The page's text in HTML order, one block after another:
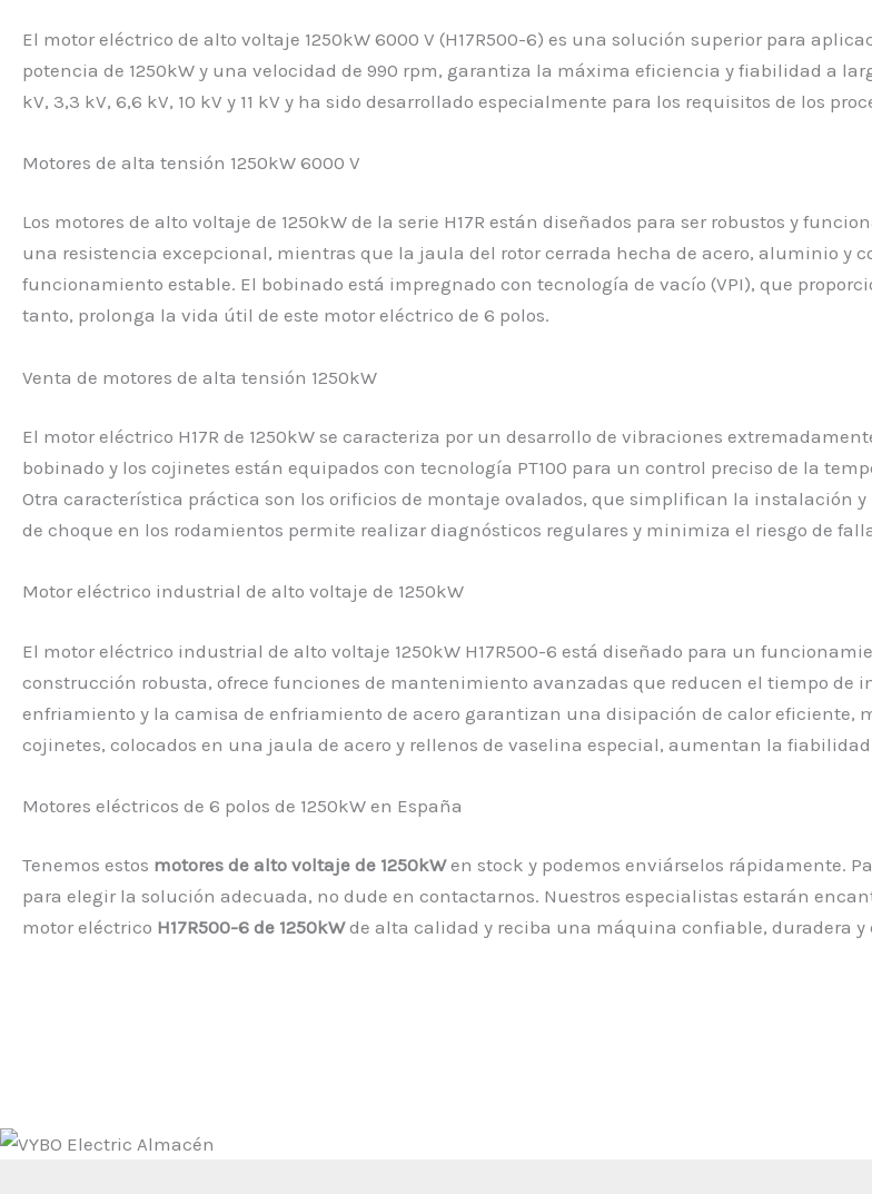
El motor eléctrico de alto voltaje 1250kW 6000 V (H17R500-6) es una solución superior para
potencia de 1250kW y una velocidad de 990 rpm, garantiza la máxima eficiencia y fiabilidad a
kV, 3,3 kV, 6,6 kV, 10 kV y 11 kV y ha sido desarrollado especialmente para los requisitos de los
Motores de alta tensión 1250kW 6000 V
Los motores de alto voltaje de 1250kW de la serie H17R están diseñados para ser robustos y
una resistencia excepcional, mientras que la jaula del rotor cerrada hecha de acero, aluminio y
funcionamiento estable. El bobinado está impregnado con tecnología de vacío (VPI), que
tanto, prolonga la vida útil de este motor eléctrico de 6 polos.
Venta de motores de alta tensión 1250kW
El motor eléctrico H17R de 1250kW se caracteriza por un desarrollo de vibraciones
bobinado y los cojinetes están equipados con tecnología PT100 para un control preciso de la
Otra característica práctica son los orificios de montaje ovalados, que simplifican la instalación
de choque en los rodamientos permite realizar diagnósticos regulares y minimiza el riesgo de
Motor eléctrico industrial de alto voltaje de 1250kW
El motor eléctrico industrial de alto voltaje 1250kW H17R500-6 está diseñado para un
construcción robusta, ofrece funciones de mantenimiento avanzadas que reducen el tiempo de
enfriamiento y la camisa de enfriamiento de acero garantizan una disipación de calor eficiente,
cojinetes, colocados en una jaula de acero y rellenos de vaselina especial, aumentan la
Motores eléctricos de 6 polos de 1250kW en España
Tenemos estos motores de alto voltaje de 1250kWen stock y podemos enviárselos rápidamente.
para elegir la solución adecuada, no dude en contactarnos. Nuestros especialistas estarán
motor eléctrico H17R500-6 de 1250kWde alta calidad y reciba una máquina confiable, duradera